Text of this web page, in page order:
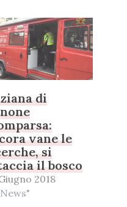
di
vane le
si
il bosco
2018